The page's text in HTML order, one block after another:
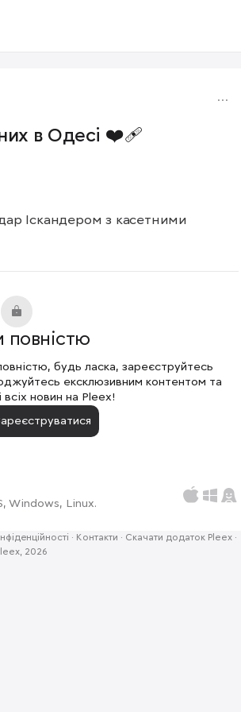
в Одесі ❤️‍🩹
Іскандером з касетними
повністю
будь ласка, зареєструйтесь
ексклюзивним контентом та
всіх новин на Pleex!
Windows, Linux.
· Контакти · Скачати додаток Pleex·
2026